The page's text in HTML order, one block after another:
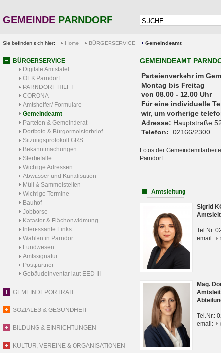
GEMEINDE PARNDORF
Sie befinden sich hier: Home BÜRGERSERVICE Gemeindeamt
BÜRGERSERVICE
Digitale Amtstafel
ÖEK Parndorf
PARNDORF HILFT
CORONA
Amtshelfer/ Formulare
Gemeindeamt
Parteien & Gemeinderat
Dorfbote & Bürgermeisterbrief
Sitzungsprotokoll GRS
Bekanntmachungen
Sterbefälle
Wichtige Adressen
Abwasser und Kanalisation
Müll & Sammelstellen
Wichtige Termine
Bauhof
Jobbörse
Kataster & Flächenwidmung
Interessante Links
Wahlen in Parndorf
Fundwesen
Amtssignatur
Postpartner
Gebäudeinventar laut EED III
GEMEINDEPORTRAIT
SOZIALES & GESUNDHEIT
BILDUNG & EINRICHTUNGEN
KULTUR, VEREINE & ORGANISATIONEN
GEMEINDEAMT
Parteienverkehr
Montag bis Freitag
von 08.00 - 12.00 Uhr
Für eine individuelle
wir, um vorherige
Adresse: Hauptstraße
Telefon: 02166/2300
Fotos der
Parndorf.
Amtsleitung
Sigrid
Tel.Nr.
email:
Mag.
Tel.Nr.:
email: